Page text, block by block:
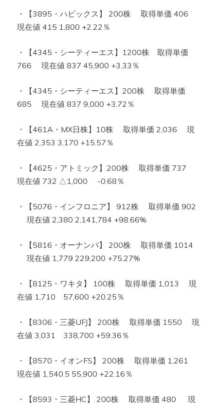
・【3895・ハビックス】 200株 取得単価 406
現在値 415 1,800 +2.22％
・【4345・シーティーエス】1200株 取得単価
766 現在値 837 45,900 +3.33％
・【4345・シーティーエス】200株 取得単価
685 現在値 837 9,000 +3.72％
・【461A・MX日株】10株 取得単価 2,036 現
在値 2,353 3,170 +15.57％
・【4625・アトミック】200株 取得単価 737
現在値 732 △1,000 -0.68％
・【5076・インフロニア】 912株 取得単価 902
現在値 2,380 2,141,784 +98.66%
・【5816・オーナンバ】 200株 取得単価 1014
現在値 1,779 229,200 +75.27%
・【8125・ワキタ】 100株 取得単価 1,013 現
在値 1,710 57,600 +20.25％
・【8306・三菱UFJ】 200株 取得単価 1550 現
在値 3,031 338,700 +59.36％
・【8570・イオンFS】 200株 取得単価 1,261
現在値 1,540.5 55,900 +22.16％
・【8593・三菱HC】 200株 取得単価 480 現